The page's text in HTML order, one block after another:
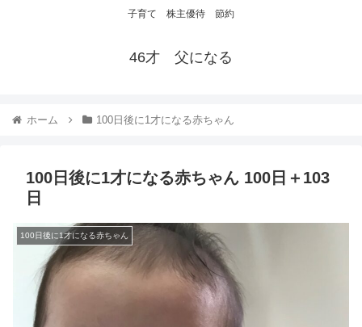
子育て 株主優待 節約
46才 父になる
ホーム 100日後に1才になる赤ちゃん
100日後に1才になる赤ちゃん 100日＋103
日
100日後に1才になる赤ちゃん